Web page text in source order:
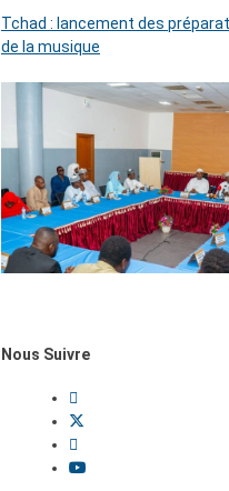
Tchad : lancement des
de la musique
Nous Suivre